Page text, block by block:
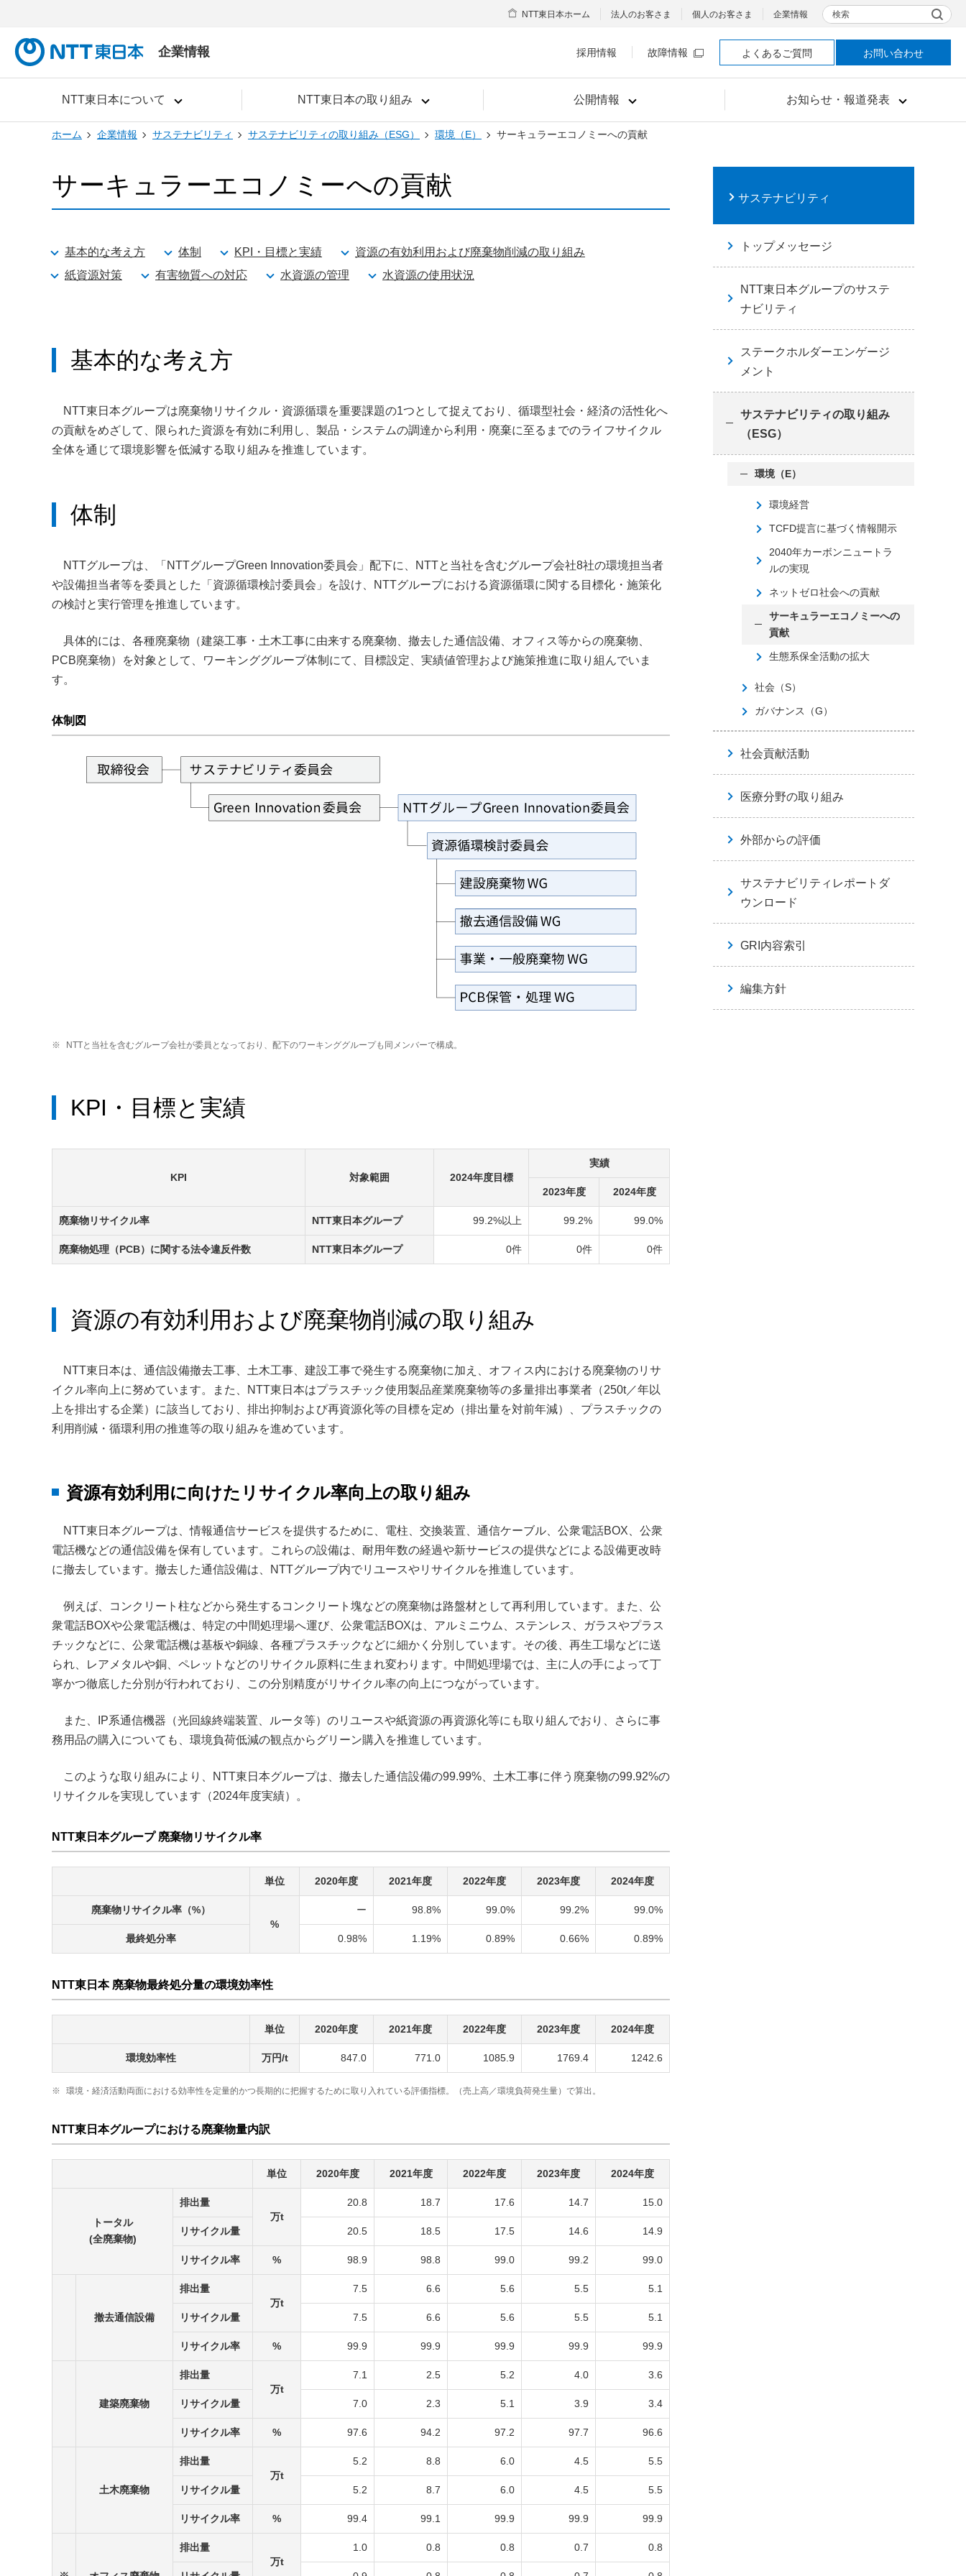
企業情報
NTT東日本について NTT東日本の取り組み 公開情報 お知らせ・報道発表
NTT東日本ホーム 法人のお客さま 個人のお客さま 企業情報 検索
採用情報 故障情報 よくあるご質問 お問い合わせ
ホーム 企業情報 サステナビリティ サステナビリティの取り組み（ESG） 環境（E） サーキュラーエコノミーへの貢献
サーキュラーエコノミーへの貢献
基本的な考え方 体制 KPI・目標と実績
資源の有効利用および廃棄物削減の取り組み
紙資源対策
有害物質への対応 水資源の管理 水資源の使用状況
基本的な考え方
NTT東日本グループは廃棄物リサイクル・資源循環を重要課題の1つとして捉えており、循環型社会・経済の活性化へ
の貢献をめざして、限られた資源を有効に利用し、製品・システムの調達から利用・廃棄に至るまでのライフサイクル
全体を通じて環境影響を低減する取り組みを推進しています。
体制
NTTグループは、「NTTグループGreen Innovation委員会」配下に、NTTと当社を含むグループ会社8社の環境担当者
や設備担当者等を委員とした「資源循環検討委員会」を設け、NTTグループにおける資源循環に関する目標化・施策化
の検討と実行管理を推進しています。
具体的には、各種廃棄物（建築工事・土木工事に由来する廃棄物、撤去した通信設備、オフィス等からの廃棄物、
PCB廃棄物）を対象として、ワーキンググループ体制にて、目標設定、実績値管理および施策推進に取り組んでいま
す。
体制図
※ NTTと当社を含むグループ会社が委員となっており、配下のワーキンググループも同メンバーで構成。
KPI・目標と実績
KPI 対象範囲 2024年度目標
実績
2023年度 2024年度
廃棄物リサイクル率 NTT東日本グループ 99.2%以上 99.2% 99.0%
廃棄物処理（PCB）に関する法令違反件数 NTT東日本グループ 0件 0件 0件
資源の有効利用および廃棄物削減の取り組み
NTT東日本は、通信設備撤去工事、土木工事、建設工事で発生する廃棄物に加え、オフィス内における廃棄物のリサ
イクル率向上に努めています。また、NTT東日本はプラスチック使用製品産業廃棄物等の多量排出事業者（250t／年以
上を排出する企業）に該当しており、排出抑制および再資源化等の目標を定め（排出量を対前年減）、プラスチックの
利用削減・循環利用の推進等の取り組みを進めています。
資源有効利用に向けたリサイクル率向上の取り組み
NTT東日本グループは、情報通信サービスを提供するために、電柱、交換装置、通信ケーブル、公衆電話BOX、公衆
電話機などの通信設備を保有しています。これらの設備は、耐用年数の経過や新サービスの提供などによる設備更改時
に撤去しています。撤去した通信設備は、NTTグループ内でリユースやリサイクルを推進しています。
例えば、コンクリート柱などから発生するコンクリート塊などの廃棄物は路盤材として再利用しています。また、公
衆電話BOXや公衆電話機は、特定の中間処理場へ運び、公衆電話BOXは、アルミニウム、ステンレス、ガラスやプラス
チックなどに、公衆電話機は基板や銅線、各種プラスチックなどに細かく分別しています。その後、再生工場などに送
られ、レアメタルや銅、ペレットなどのリサイクル原料に生まれ変わります。中間処理場では、主に人の手によって丁
寧かつ徹底した分別が行われており、この分別精度がリサイクル率の向上につながっています。
また、IP系通信機器（光回線終端装置、ルータ等）のリユースや紙資源の再資源化等にも取り組んでおり、さらに事
務用品の購入についても、環境負荷低減の観点からグリーン購入を推進しています。
このような取り組みにより、NTT東日本グループは、撤去した通信設備の99.99%、土木工事に伴う廃棄物の99.92%の
リサイクルを実現しています（2024年度実績）。
NTT東日本グループ 廃棄物リサイクル率
単位 2020年度 2021年度 2022年度 2023年度 2024年度
廃棄物リサイクル率（%）
%
ー 98.8% 99.0% 99.2% 99.0%
最終処分率 0.98% 1.19% 0.89% 0.66% 0.89%
NTT東日本 廃棄物最終処分量の環境効率性
単位 2020年度 2021年度 2022年度 2023年度 2024年度
環境効率性 万円/t 847.0 771.0 1085.9 1769.4 1242.6
※ 環境・経済活動両面における効率性を定量的かつ長期的に把握するために取り入れている評価指標。（売上高／環境負荷発生量）で算出。
NTT東日本グループにおける廃棄物量内訳
単位 2020年度 2021年度 2022年度 2023年度 2024年度
トータル
(全廃棄物)
排出量
万t
20.8 18.7 17.6 14.7 15.0
リサイクル量 20.5 18.5 17.5 14.6 14.9
リサイクル率 % 98.9 98.8 99.0 99.2 99.0
撤去通信設備
排出量
万t
7.5 6.6 5.6 5.5 5.1
リサイクル量 7.5 6.6 5.6 5.5 5.1
リサイクル率 % 99.9 99.9 99.9 99.9 99.9
建築廃棄物
排出量
万t
7.1 2.5 5.2 4.0 3.6
リサイクル量 7.0 2.3 5.1 3.9 3.4
リサイクル率 % 97.6 94.2 97.2 97.7 96.6
土木廃棄物
排出量
万t
5.2 8.8 6.0 4.5 5.5
リサイクル量 5.2 8.7 6.0 4.5 5.5
リサイクル率 % 99.4 99.1 99.9 99.9 99.9
排出量
万t
1.0 0.8 0.8 0.7 0.8
サステナビリティ
トップメッセージ
NTT東日本グループのサステ
ナビリティ
ステークホルダーエンゲージ
メント
サステナビリティの取り組み
（ESG）
環境（E）
環境経営
TCFD提言に基づく情報開示
2040年カーボンニュートラ
ルの実現
ネットゼロ社会への貢献
サーキュラーエコノミーへの
貢献
生態系保全活動の拡大
社会（S）
ガバナンス（G）
社会貢献活動
医療分野の取り組み
外部からの評価
サステナビリティレポートダ
ウンロード
GRI内容索引
編集方針